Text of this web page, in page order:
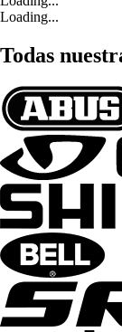
Loading...
Todas